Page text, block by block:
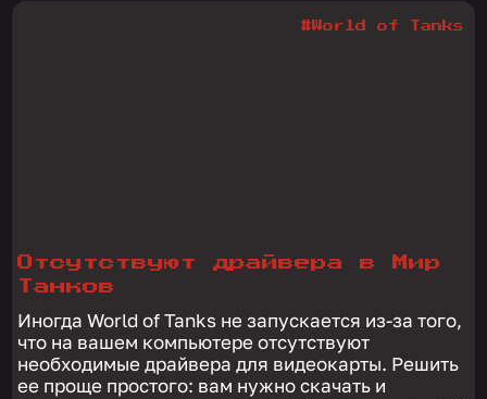
Отсутствуют драйвера в Мир
Танков
Иногда World of Tanks не запускается из-за того,
что на вашем компьютере отсутствуют
необходимые драйвера для видеокарты. Решить
ее проще простого: вам нужно скачать и
#World of Tanks